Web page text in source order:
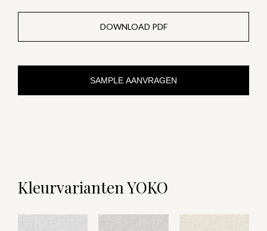
DOWNLOAD PDF
SAMPLE AANVRAGEN
Kleurvarianten YOKO